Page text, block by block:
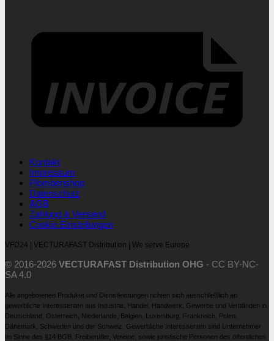
Kontakt
Impressum
Plombenshop
Datenschutz
AGB
Zahlung & Versand
Cookie Einstellungen
VFD24 | VECTURAFAST Distribution | We serve Europe
© 2016-2026 VECTURAFAST Distribution OHG - CC BY-NC-
SA 4.0
Alle angebotenen Produkte und Dienstleistungen richten sich ausschließlich an
gewerbliche Interessenten aus Industrie, Handel, Handwerk, Gewerbe und Verbänden in
Deutschland, Österreich, Niederlande, Belgien, Luxemburg, Frankreich, Polen,
Dänemark, Schweden und der Schweiz. Gewerbliche Interessenten sind Unternehmer
im Sinne des §14 BGB, Freiberufler, Vereine, sowie juristische Personen des öffentlichen